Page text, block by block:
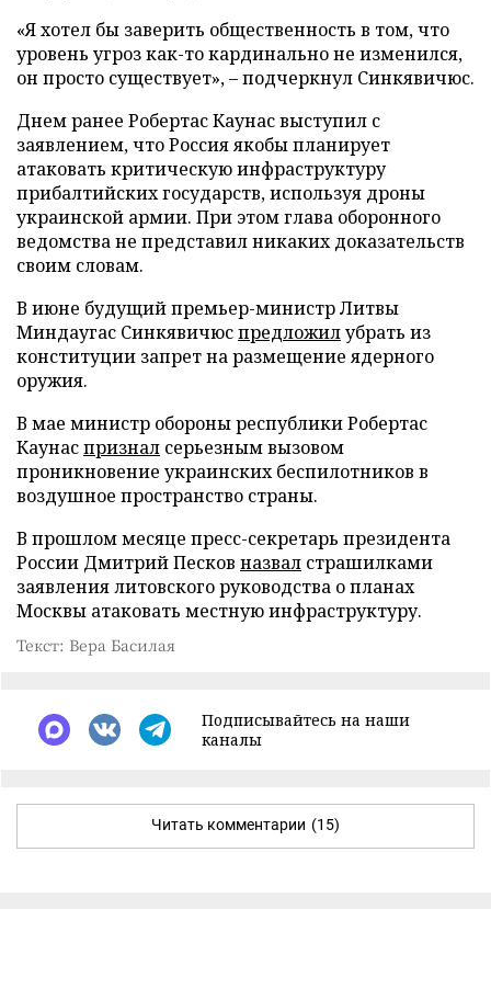
«Я хотел бы заверить общественность в том, что
уровень угроз как-то кардинально не изменился,
он просто существует», – подчеркнул Синкявичюс.
Днем ранее Робертас Каунас выступил с
заявлением, что Россия якобы планирует
атаковать критическую инфраструктуру
прибалтийских государств, используя дроны
украинской армии. При этом глава оборонного
ведомства не представил никаких доказательств
своим словам.
В июне будущий премьер-министр Литвы
Миндаугас Синкявичюспредложилубрать из
конституции запрет на размещение ядерного
оружия.
В мае министр обороны республики Робертас
Каунаспризнал серьезным вызовом
проникновение украинских беспилотников в
воздушное пространство страны.
В прошлом месяце пресс-секретарь президента
России Дмитрий Песков назвал страшилками
заявления литовского руководства о планах
Москвы атаковать местную инфраструктуру.
Текст: Вера Басилая
Подписывайтесь на наши
каналы
Читать комментарии (15)